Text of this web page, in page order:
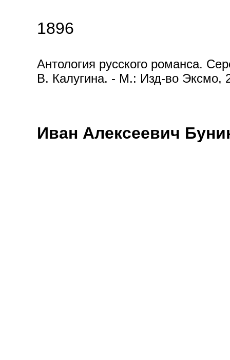
1896
Антология русского романса.
В. Калугина. - М.: Изд-во Эксмо,
Иван Алексеевич